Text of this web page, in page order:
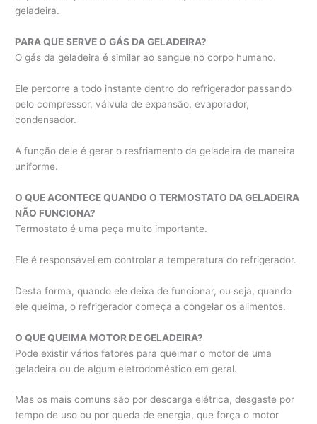
geladeira.
PARA QUE SERVE O GÁS DA GELADEIRA?
O gás da geladeira é similar ao sangue no corpo humano.
Ele percorre a todo instante dentro do refrigerador passando
pelo compressor, válvula de expansão, evaporador,
condensador.
A função dele é gerar o resfriamento da geladeira de maneira
uniforme.
O QUE ACONTECE QUANDO O TERMOSTATO DA GELADEIRA
NÃO FUNCIONA?
Termostato é uma peça muito importante.
Ele é responsável em controlar a temperatura do refrigerador.
Desta forma, quando ele deixa de funcionar, ou seja, quando
ele queima, o refrigerador começa a congelar os alimentos.
O QUE QUEIMA MOTOR DE GELADEIRA?
Pode existir vários fatores para queimar o motor de uma
geladeira ou de algum eletrodoméstico em geral.
Mas os mais comuns são por descarga elétrica, desgaste por
tempo de uso ou por queda de energia, que força o motor